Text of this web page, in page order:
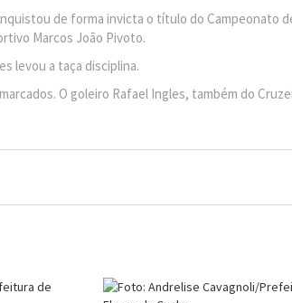
de forma invicta o título do Campeonato
Marcos João Pivoto.
levou a taça disciplina.
O goleiro Rafael Ingles, também do